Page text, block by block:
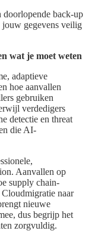
doorlopende back-up
gegevens veilig
wat je moet weten
adaptieve
hoe aanvallen
gebruiken
verdedigers
detectie en threat
die AI-
Aanvallen op
supply chain-
naar
nieuwe
dus begrijp het
zorgvuldig.